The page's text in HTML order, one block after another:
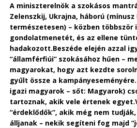
A miniszterelnök a szokásos
Zelenszkij, Ukrajna, háború (mínusz
természetesen) – közben
gondolatmenetét, és az ellene
hadakozott.Beszéde elején azzal
“államférfiúi” szokásához hűen –
magyarokat, hogy azt kezdte
gyűlt össze a
igazi magyarok – sőt: Magyarok)
tartoznak, akik vele értenek egyet.
“érdeklődők”, akik még nem
álljanak – nekik segíteni fog majd